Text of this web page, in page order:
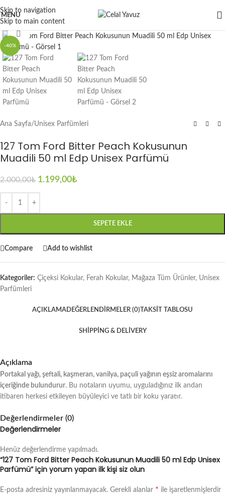
Skip to navigation
Skip to main content
MENU
-40%
Click to enlarge
Ana Sayfa/Unisex Parfümleri
127 Tom Ford Bitter Peach Kokusunun
Muadili 50 ml Edp Unisex Parfümü
2.000,00₺ 1.199,00₺
SEPETE EKLE
Compare Add to wishlist
Kategoriler: Çiçeksi Kokular, Ferah Kokular, Mağaza Tüm Ürünler, Unisex
Parfümleri
AÇIKLAMA DEĞERLENDIRMELER (0) TAKSIT TABLOSU
SHIPPING & DELIVERY
Açıklama
Portakal yağı, şeftali, kaşmeran, vanilya, paçuli yağının eşsiz aromalarını
içeriğinde bulundurur. Bu notaların uyumu, uyguladığınız ilk andan
itibaren herkesi etkileyen büyüleyici ve tatlı bir koku yaratır.
Değerlendirmeler (0)
Değerlendirmeler
Henüz değerlendirme yapılmadı.
“127 Tom Ford Bitter Peach Kokusunun Muadili 50 ml Edp Unisex
Parfümü” için yorum yapan ilk kişi siz olun
E-posta adresiniz yayınlanmayacak. Gerekli alanlar * ile işaretlenmişlerdir